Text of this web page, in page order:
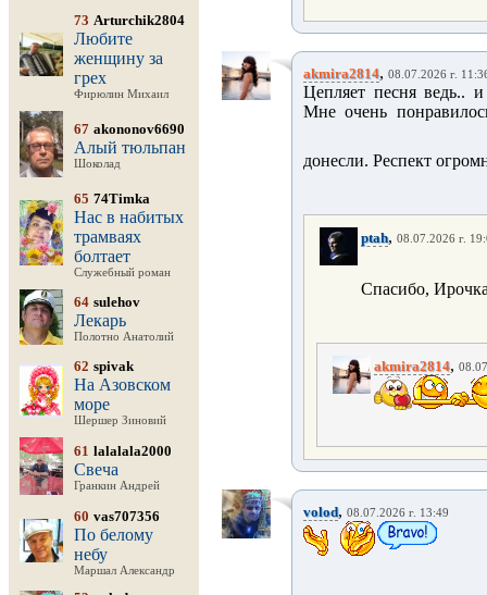
73 Arturchik2804
Любите
женщину за
грех
Фирюлин Михаил
67 akononov6690
Алый тюльпан
Шоколад
65 74Timka
Нас в набитых
трамваях
болтает
Служебный роман
64 sulehov
Лекарь
Полотно Анатолий
62 spivak
На Азовском
море
Шершер Зиновий
61 lalalala2000
Свеча
Гранкин Андрей
60 vas707356
По белому
небу
Маршал Александр
akmira2814, 08.07.2026 г.
Цепляет песня ведь..
Мне очень
донесли. Респект
ptah, 08.07.2026 г.
Спасибо,
akmira2814,
volod, 08.07.2026 г. 13:49